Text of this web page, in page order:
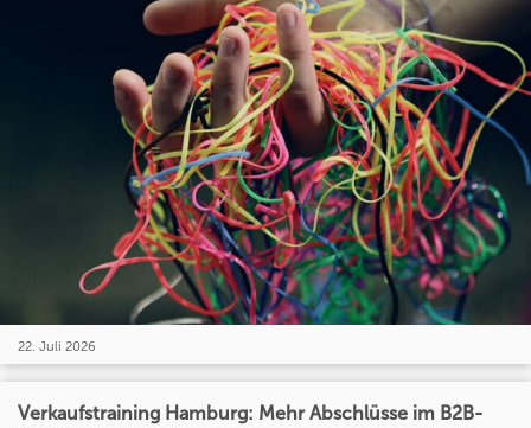
22. Juli 2026
Verkaufstraining Hamburg: Mehr Abschlüsse im B2B-